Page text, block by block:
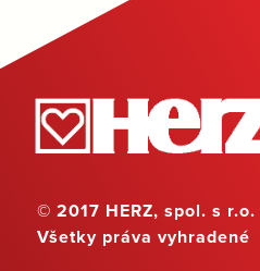
© 2017 HERZ, spol. s r.o.
Všetky práva vyhradené